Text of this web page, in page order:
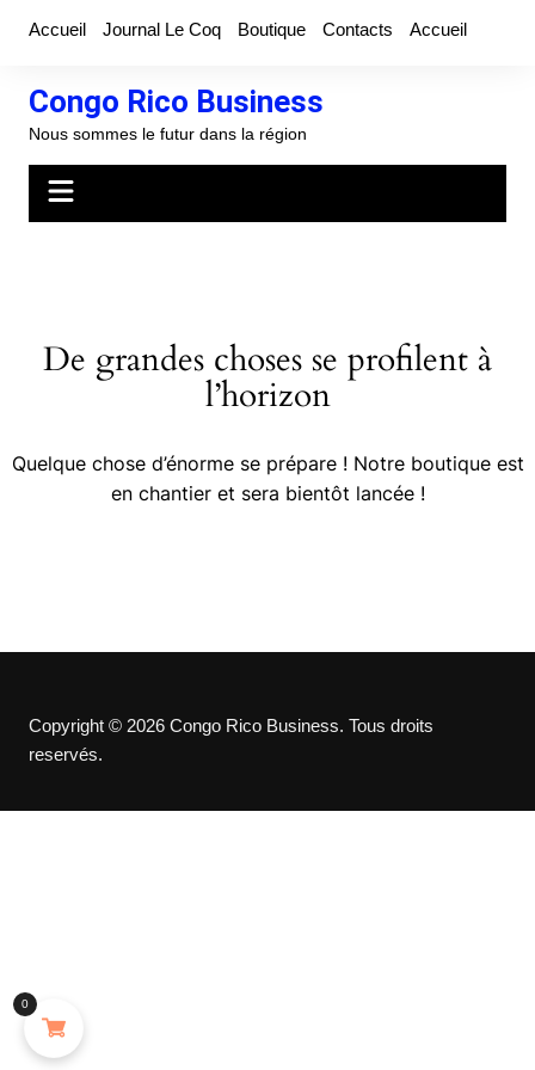
Accueil Journal Le Coq Boutique Contacts Accueil
Congo Rico Business
Nous sommes le futur dans la région
De grandes choses se profilent à
l’horizon
Quelque chose d’énorme se prépare ! Notre boutique est
en chantier et sera bientôt lancée !
Copyright © 2026 Congo Rico Business. Tous droits
reservés.
0